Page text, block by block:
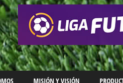
MISIÓN Y VISIÓN